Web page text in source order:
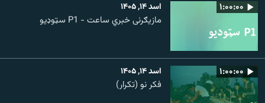
۱:۰۰:۰۰ اسد ۱۴, ۱۴۰۵
مازیګرنی خبري ساعت - P1 سټوډیو
۱:۰۰:۰۰ اسد ۱۴, ۱۴۰۵
فکر نو (تکرار)